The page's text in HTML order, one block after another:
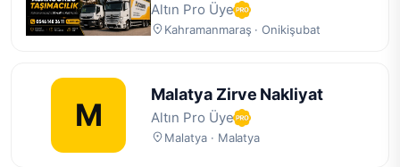
Altın Pro Üye
Kahramanmaraş · Onikişubat
M
Malatya Zirve Nakliyat
Altın Pro Üye
Malatya · Malatya